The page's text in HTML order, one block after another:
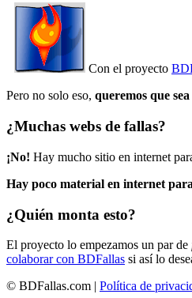
Con el proyecto
Pero no solo eso, queremos que
¿Muchas webs de fallas?
¡No! Hay mucho sitio en internet
Hay poco material en internet
¿Quién monta esto?
El proyecto lo empezamos un par de
colaborar con BDFallas si así lo
© BDFallas.com | Política de